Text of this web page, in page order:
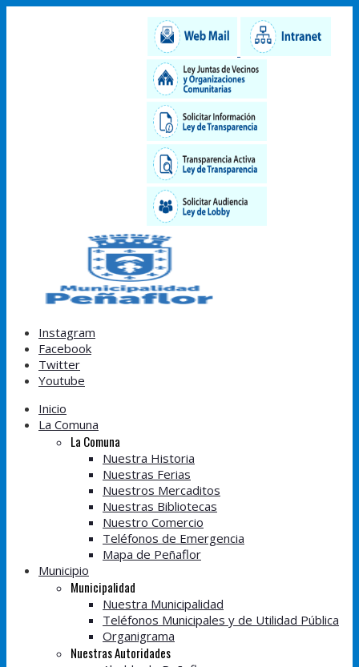
Instagram
Facebook
Twitter
Youtube
Inicio
La Comuna
La Comuna
Nuestra Historia
Nuestras Ferias
Nuestros Mercaditos
Nuestras Bibliotecas
Nuestro Comercio
Teléfonos de Emergencia
Mapa de Peñaflor
Municipio
Municipalidad
Nuestra Municipalidad
Teléfonos Municipales y de Utilidad Pública
Organigrama
Nuestras Autoridades